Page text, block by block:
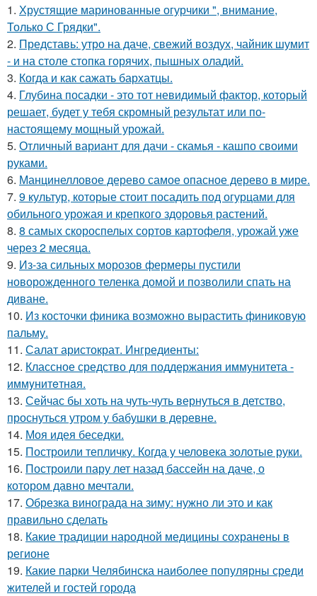
1. Хрустящие маринованные огурчики ", внимание,
Только С Грядки".
2. Представь: утро на даче, свежий воздух, чайник шумит
- и на столе стопка горячих, пышных оладий.
3. Когда и как сажать бархатцы.
4. Глубина посадки - это тот невидимый фактор, который
решает, будет у тебя скромный результат или по-
настоящему мощный урожай.
5. Отличный вариант для дачи - скамья - кашпо своими
руками.
6. Манцинелловое дерево самое опасное дерево в мире.
7. 9 культур, которые стоит посадить под огурцами для
обильного урожая и крепкого здоровья растений.
8. 8 самых скороспелых сортов картофеля, урожай уже
через 2 месяца.
9. Из-за сильных морозов фермеры пустили
новорожденного теленка домой и позволили спать на
диване.
10. Из косточки финика возможно вырастить финиковую
пальму.
11. Салат аристократ. Ингредиенты:
12. Классное средство для поддержания иммунитета -
иммyнитeтнaя.
13. Сейчас бы хоть на чуть-чуть вернуться в детство,
проснуться утром у бабушки в деревне.
14. Моя идея беседки.
15. Построили тепличку. Когда у человека золотые руки.
16. Построили пару лет назад бассейн на даче, о
котором давно мечтали.
17. Обрезка винограда на зиму: нужно ли это и как
правильно сделать
18. Какие традиции народной медицины сохранены в
регионе
19. Какие парки Челябинска наиболее популярны среди
жителей и гостей города